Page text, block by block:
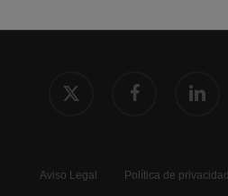
twitter
Aviso Legal Política de privacidad